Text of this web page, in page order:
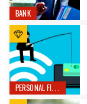
BANK
PERSONAL FINANCE